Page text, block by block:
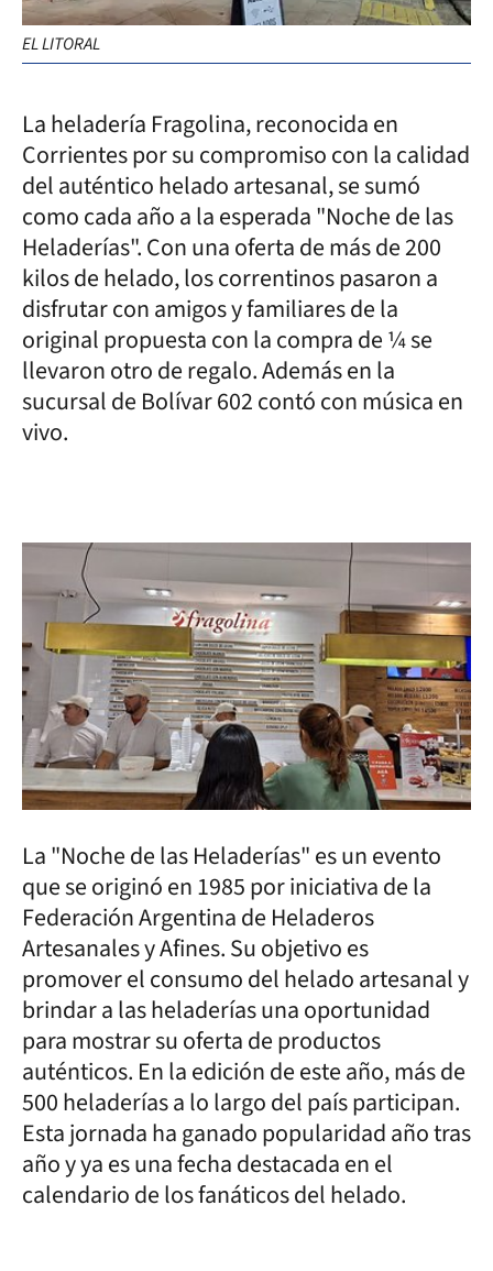
EL LITORAL
La heladería Fragolina, reconocida en
Corrientes por su compromiso con la calidad
del auténtico helado artesanal, se sumó
como cada año a la esperada "Noche de las
Heladerías". Con una oferta de más de 200
kilos de helado, los correntinos pasaron a
disfrutar con amigos y familiares de la
original propuesta con la compra de ¼ se
llevaron otro de regalo. Además en la
sucursal de Bolívar 602 contó con música en
vivo.
La "Noche de las Heladerías" es un evento
que se originó en 1985 por iniciativa de la
Federación Argentina de Heladeros
Artesanales y Afines. Su objetivo es
promover el consumo del helado artesanal y
brindar a las heladerías una oportunidad
para mostrar su oferta de productos
auténticos. En la edición de este año, más de
500 heladerías a lo largo del país participan.
Esta jornada ha ganado popularidad año tras
año y ya es una fecha destacada en el
calendario de los fanáticos del helado.